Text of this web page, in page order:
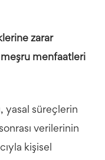
zarar
menfaatleri
yasal süreçlerin
verilerinin
kişisel